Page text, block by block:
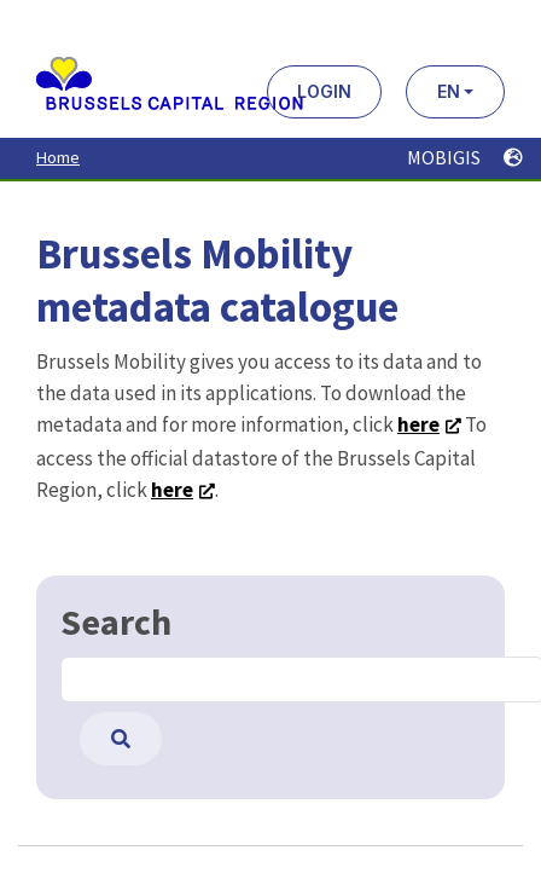
contenu
principal
LOGIN EN
Home MOBIGIS
Brussels Mobility
metadata catalogue
Brussels Mobility gives you access to its data and to
the data used in its applications. To download the
metadata and for more information, clickhere
To
access the official datastore of the Brussels Capital
Region, clickhere .
Search